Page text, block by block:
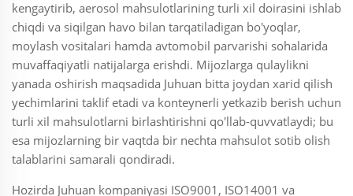
kengaytirib, aerosol mahsulotlarining turli xil doirasini ishlab
chiqdi va siqilgan havo bilan tarqatiladigan bo'yoqlar,
moylash vositalari hamda avtomobil parvarishi sohalarida
muvaffaqiyatli natijalarga erishdi. Mijozlarga qulaylikni
yanada oshirish maqsadida Juhuan bitta joydan xarid qilish
yechimlarini taklif etadi va konteynerli yetkazib berish uchun
turli xil mahsulotlarni birlashtirishni qo'llab-quvvatlaydi; bu
esa mijozlarning bir vaqtda bir nechta mahsulot sotib olish
talablarini samarali qondiradi.
Hozirda Juhuan kompaniyasi ISO9001, ISO14001 va